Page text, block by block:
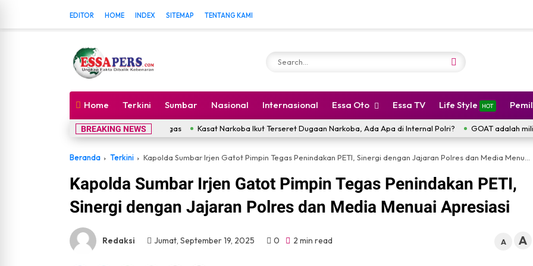
EDITOR HOME INDEX SITEMAP TENTANG KAMI
Home Terkini Sumbar Nasional Internasional Essa Oto Essa TV Life Style HOT
BREAKING NEWS Kasat Narkoba Ikut Terseret Dugaan Narkoba, Ada Apa di Internal Polri? GOAT adalah milik TUHAN
Beranda Terkini Kapolda Sumbar Irjen Gatot Pimpin Tegas Penindakan PETI, Sinergi dengan Jajaran Polres dan Media Menuai Apresiasi
Kapolda Sumbar Irjen Gatot Pimpin Tegas Penindakan PETI,
Sinergi dengan Jajaran Polres dan Media Menuai Apresiasi
Redaksi Jumat, September 19, 2025 0 2 min read A A